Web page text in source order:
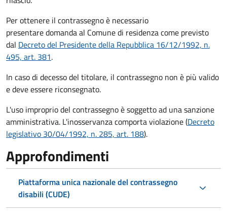
Per ottenere il contrassegno è necessario
presentare domanda al Comune di residenza come previsto
dal Decreto del Presidente della Repubblica 16/12/1992, n.
495, art. 381.
In caso di decesso del titolare, il contrassegno non è più valido
e deve essere riconsegnato.
L'uso improprio del contrassegno è soggetto ad una sanzione
amministrativa. L'inosservanza comporta violazione (Decreto
legislativo 30/04/1992, n. 285, art. 188).
Approfondimenti
Piattaforma unica nazionale del contrassegno
disabili (CUDE)